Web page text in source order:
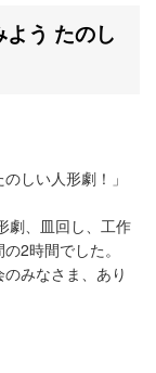
よう たのし
しい人形劇！」
劇、皿回し、工作
2時間でした。
みなさま、あり